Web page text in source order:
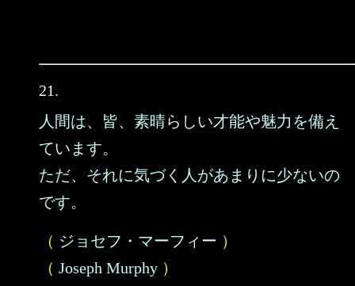
21.
人間は、皆、素晴らしい才能や魅力を備え
ています。
ただ、それに気づく人があまりに少ないの
です。
（ ジョセフ・マーフィー ）
（ Joseph Murphy ）